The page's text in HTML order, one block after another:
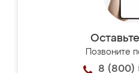
Позвоните
8 (800)